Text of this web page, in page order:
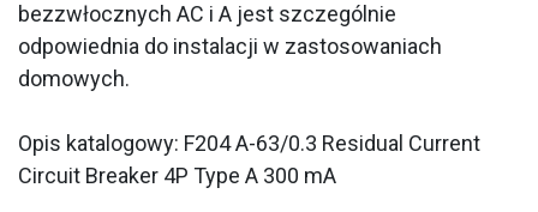
bezzwłocznych AC i A jest szczególnie
odpowiednia do instalacji w zastosowaniach
domowych.
Opis katalogowy: F204 A-63/0.3 Residual Current
Circuit Breaker 4P Type A 300 mA